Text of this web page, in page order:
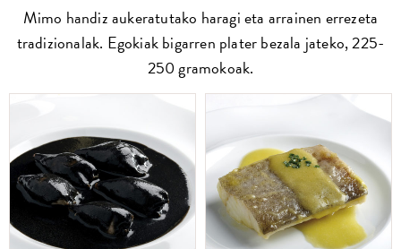
Mimo handiz aukeratutako haragi eta arrainen errezeta
tradizionalak. Egokiak bigarren plater bezala jateko, 225-
250 gramokoak.